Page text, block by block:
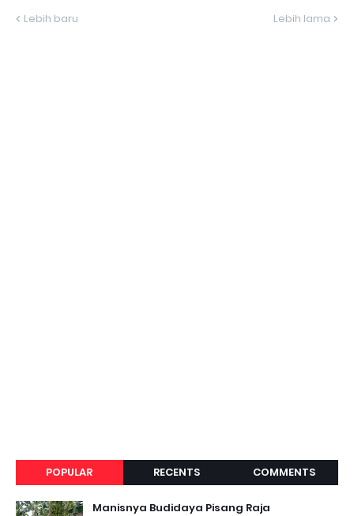
Lebih baru Lebih lama
POPULAR RECENTS COMMENTS
Manisnya Budidaya Pisang Raja